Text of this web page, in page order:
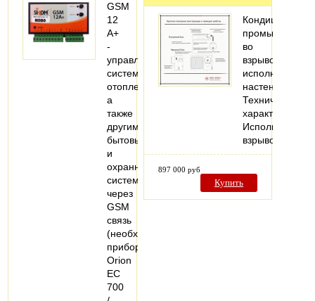
GSM
12
А+
-
управление
системой
отопления,
а
также
другими
бытовыми
и
охранными
системами
через
GSM
связь
(необходим
прибор
Orion
EC
700
Кондиционер
во
исполнении,
настенный.
Технические
характеристики
Исполнение:
897 000 руб
Купить